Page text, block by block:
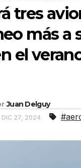
tres
más a
el
Juan Delguy
DIC 27, 2024